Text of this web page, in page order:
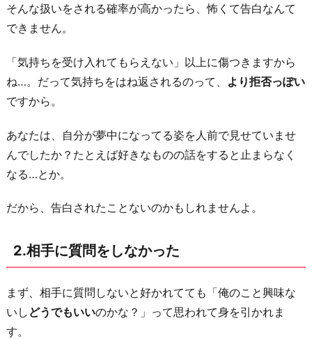
が
違
っ
4.
に
ポ
ジ
ィ
す
ぎ
た・
ネ
そんな扱いをされる確率が高かったら、怖くて告白なんて
できません。
「気持ちを受け入れてもらえない」以上に傷つきますから
ね…。だって気持ちをはね返されるのって、 より拒否っぽい
ですから。
あなたは、自分が夢中になってる姿を人前で見せていませ
んでしたか？たとえば好きなものの話をすると止まらなく
なる…とか。
だから、告白されたことないのかもしれませんよ。
2.相手に質問をしなかった
まず、相手に質問しないと好かれてても「俺のこと興味な
いし どうでもいいのかな？」って思われて身を引かれま
す。